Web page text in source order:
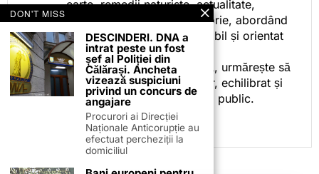
carte, remedii naturiste, actualitate,
cotidian politic, sport și istorie, abordând
subiectele într-un stil accesibil și orientat
spre informare.
Prin activitatea sa editorială, urmărește să
ofere cititorilor conținut clar, echilibrat și
relevant, adaptat interesului public.
DON'T MISS
DESCINDERI. DNA a
intrat peste un fost
șef al Poliției din
Călărași. Ancheta
vizează suspiciuni
privind un concurs de
angajare
Procurori ai Direcției
Naționale Anticorupție au
efectuat percheziții la
domiciliul